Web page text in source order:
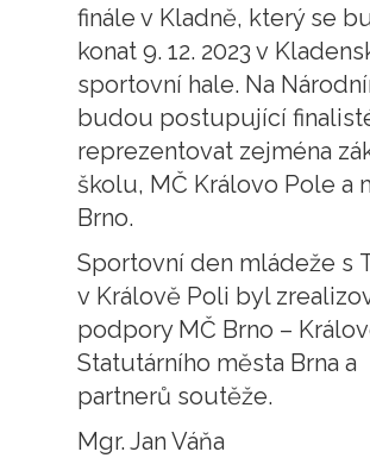
finále v Kladně, který se
konat 9. 12. 2023 v
sportovní hale. Na
budou postupující
reprezentovat zejména
školu, MČ Královo Pole a
Brno.
Sportovní den mládeže s
v Králově Poli byl
podpory MČ Brno –
Statutárního města Brna a
partnerů soutěže.
Mgr. Jan Váňa